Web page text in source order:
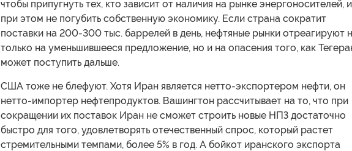
чтобы припугнуть тех, кто зависит от наличия на рынке энергоносителей, и
при этом не погубить собственную экономику. Если страна сократит
поставки на 200-300 тыс. баррелей в день, нефтяные рынки отреагируют
только на уменьшившееся предложение, но и на опасения того, как
может поступить дальше.
США тоже не блефуют. Хотя Иран является нетто-экспортером нефти, он
нетто-импортер нефтепродуктов. Вашингтон рассчитывает на то, что при
сокращении их поставок Иран не сможет строить новые НПЗ достаточно
быстро для того, удовлетворять отечественный спрос, который растет
стремительными темпами, более 5% в год. А бойкот иранского экспорта